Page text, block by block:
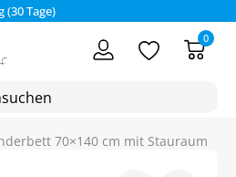
Tage)
0
70×140 cm mit Stauraum